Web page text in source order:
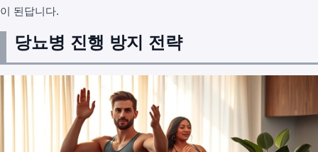
이 된답니다.
당뇨병 진행 방지 전략